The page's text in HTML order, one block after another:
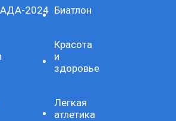
2024 Биатлон
Красота
и
здоровье
Легкая
атлетика